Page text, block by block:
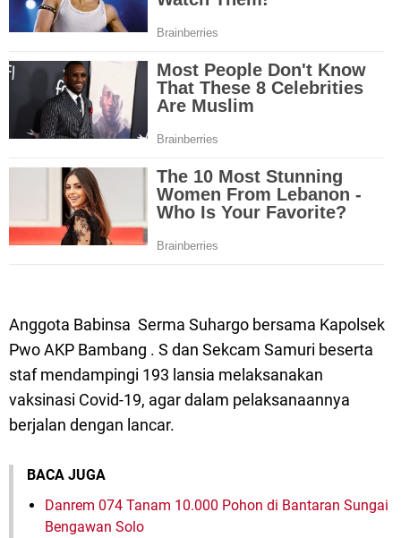
Anggota Babinsa Serma Suhargo bersama Kapolsek
Pwo AKP Bambang . S dan Sekcam Samuri beserta
staf mendampingi 193 lansia melaksanakan
vaksinasi Covid-19, agar dalam pelaksanaannya
berjalan dengan lancar.
BACA JUGA
Danrem 074 Tanam 10.000 Pohon di Bantaran Sungai
Bengawan Solo